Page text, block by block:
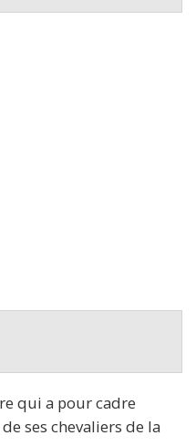
qui a pour cadre
ses chevaliers de la